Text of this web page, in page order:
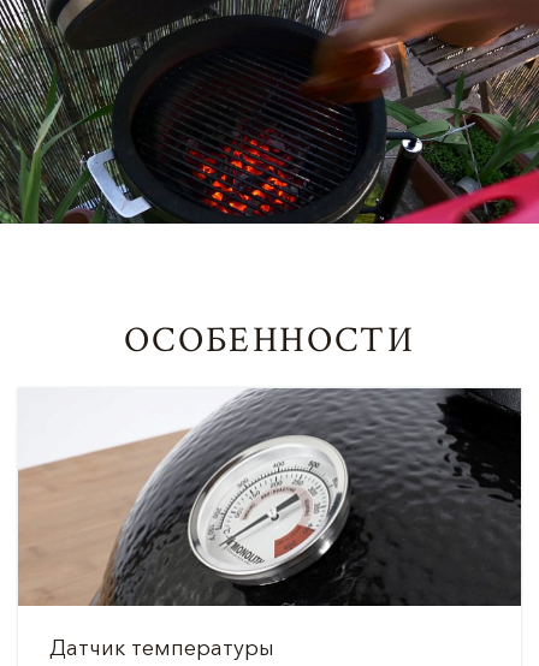
ОСОБЕННОСТИ
Датчик температуры